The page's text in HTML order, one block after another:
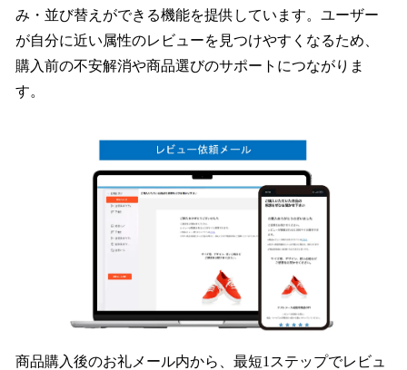
み・並び替えができる機能を提供しています。ユーザー
が自分に近い属性のレビューを見つけやすくなるため、
購入前の不安解消や商品選びのサポートにつながりま
す。
商品購入後のお礼メール内から、最短1ステップでレビュ